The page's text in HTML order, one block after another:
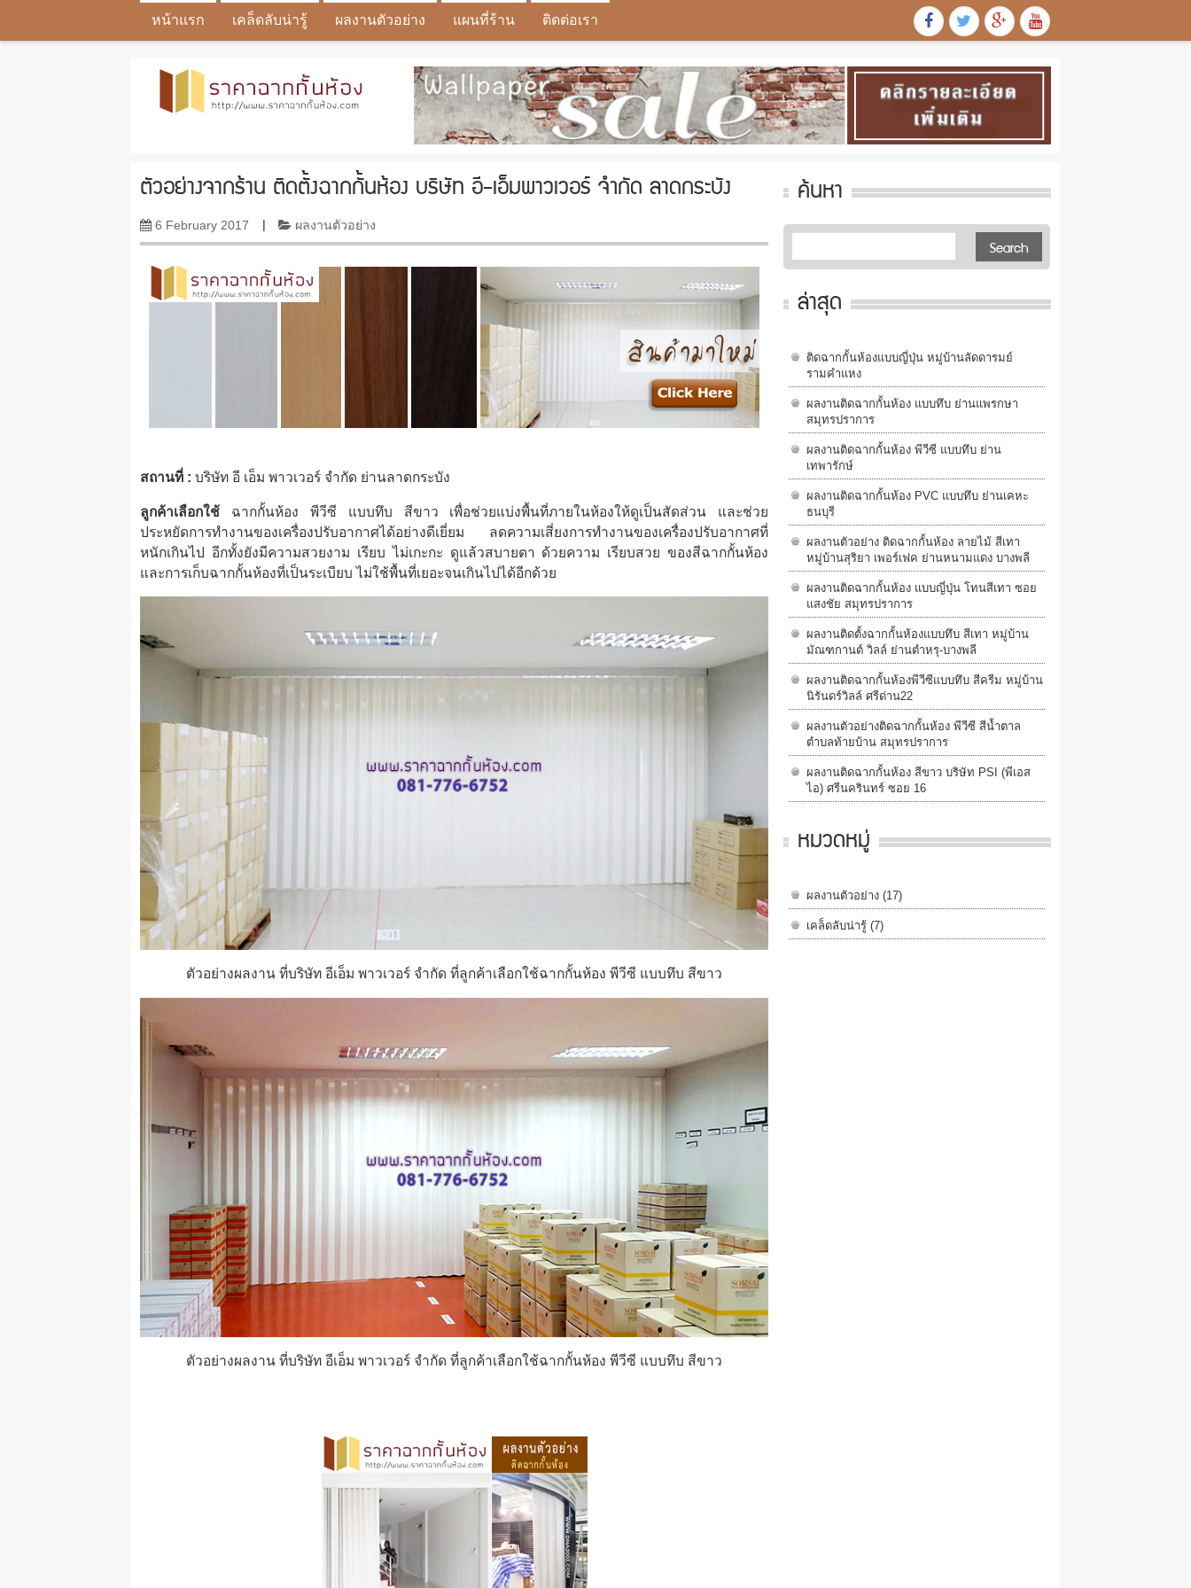
หน้าแรก เคล็ดลับน่ารู้ ผลงานตัวอย่าง แผนที่ร้าน ติดต่อเรา
ตัวอย่างจากร้าน ติดตั้งฉากกั้นห้อง บริษัท อี-เอ็มพาวเวอร์ จำกัด ลาดกระบัง
6 February 2017 ผลงานตัวอย่าง
สถานที่ : บริษัท อี เอ็ม พาวเวอร์ จำกัด ย่านลาดกระบัง
ลูกค้าเลือกใช้ ฉากกั้นห้อง พีวีซี แบบทึบ สีขาว เพื่อช่วยแบ่งพื้นที่ภายในห้องให้ดูเป็นสัดส่วน และช่วย
ประหยัดการทำงานของเครื่องปรับอากาศได้อย่างดีเยี่ยม ลดความเสี่ยงการทำงานของเครื่องปรับอากาศที่
หนักเกินไป อีกทั้งยังมีความสวยงาม เรียบ ไม่เกะกะ ดูแล้วสบายตา ด้วยความ เรียบสวย ของสีฉากกั้นห้อง
และการเก็บฉากกั้นห้องที่เป็นระเบียบ ไม่ใช้พื้นที่เยอะจนเกินไปได้อีกด้วย
ตัวอย่างผลงาน ที่บริษัท อีเอ็ม พาวเวอร์ จำกัด ที่ลูกค้าเลือกใช้ฉากกั้นห้อง พีวีซี แบบทึบ สีขาว
ตัวอย่างผลงาน ที่บริษัท อีเอ็ม พาวเวอร์ จำกัด ที่ลูกค้าเลือกใช้ฉากกั้นห้อง พีวีซี แบบทึบ สีขาว
ค้นหา
ล่าสุด
ติดฉากกั้นห้องแบบญี่ปุ่น หมู่บ้านลัดดารมย์
รามคำแหง
ผลงานติดฉากกั้นห้อง แบบทึบ ย่านแพรกษา
สมุทรปราการ
ผลงานติดฉากกั้นห้อง พีวีซี แบบทึบ ย่าน
เทพารักษ์
ผลงานติดฉากกั้นห้อง PVC แบบทึบ ย่านเคหะ
ธนบุรี
ผลงานตัวอย่าง ติดฉากกั้นห้อง ลายไม้ สีเทา
หมู่บ้านสุริยา เพอร์เฟค ย่านหนามแดง บางพลี
ผลงานติดฉากกั้นห้อง แบบญี่ปุ่น โทนสีเทา ซอย
แสงชัย สมุทรปราการ
ผลงานติดตั้งฉากกั้นห้องแบบทึบ สีเทา หมู่บ้าน
มัณฑกานต์ วิลล์ ย่านตำหรุ-บางพลี
ผลงานติดฉากกั้นห้องพีวีซีแบบทึบ สีครีม หมู่บ้าน
นิรันดร์วิลล์​ ศรีด่าน22
ผลงานตัวอย่างติดฉากกั้นห้อง พีวีซี สีน้ำตาล
ตำบลท้ายบ้าน สมุทรปราการ
ผลงานติดฉากกั้นห้อง สีขาว บริษัท PSI (พีเอส
ไอ) ศรีนครินทร์ ซอย 16
หมวดหมู่
ผลงานตัวอย่าง(17)
เคล็ดลับน่ารู้(7)